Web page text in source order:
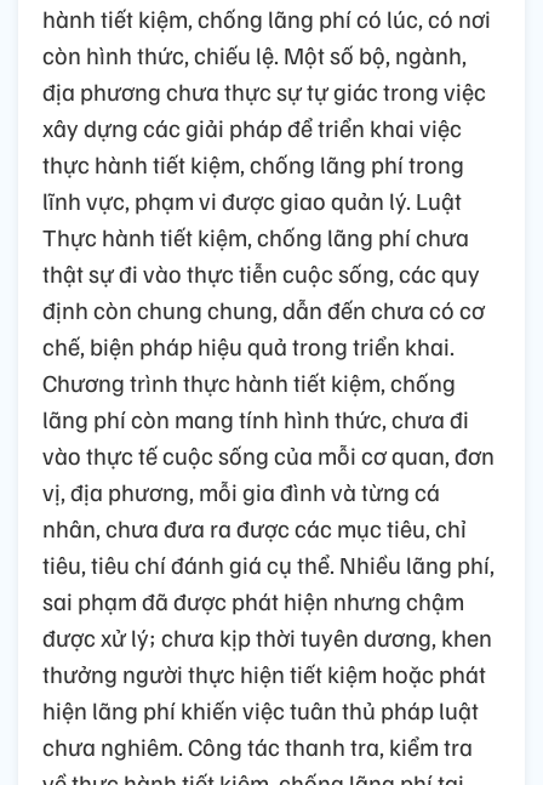
hành tiết kiệm, chống lãng phí có lúc, có nơi
còn hình thức, chiếu lệ. Một số bộ, ngành,
địa phương chưa thực sự tự giác trong việc
xây dựng các giải pháp để triển khai việc
thực hành tiết kiệm, chống lãng phí trong
lĩnh vực, phạm vi được giao quản lý. Luật
Thực hành tiết kiệm, chống lãng phí chưa
thật sự đi vào thực tiễn cuộc sống, các quy
định còn chung chung, dẫn đến chưa có cơ
chế, biện pháp hiệu quả trong triển khai.
Chương trình thực hành tiết kiệm, chống
lãng phí còn mang tính hình thức, chưa đi
vào thực tế cuộc sống của mỗi cơ quan, đơn
vị, địa phương, mỗi gia đình và từng cá
nhân, chưa đưa ra được các mục tiêu, chỉ
tiêu, tiêu chí đánh giá cụ thể. Nhiều lãng phí,
sai phạm đã được phát hiện nhưng chậm
được xử lý; chưa kịp thời tuyên dương, khen
thưởng người thực hiện tiết kiệm hoặc phát
hiện lãng phí khiến việc tuân thủ pháp luật
chưa nghiêm. Công tác thanh tra, kiểm tra